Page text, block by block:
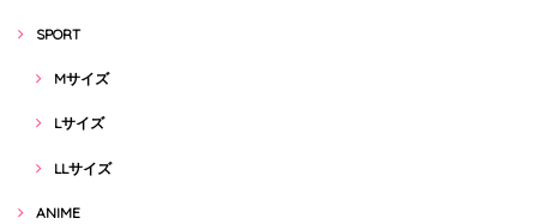
SPORT
Mサイズ
Lサイズ
LLサイズ
ANIME